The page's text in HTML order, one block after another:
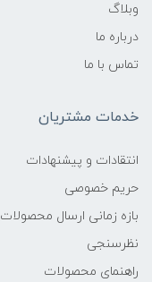
وبلاگ
درباره ما
تماس با ما
خدمات مشتریان
انتقادات و پیشنهادات
حریم خصوصی
بازه زمانی ارسال محصولات
نظرسنجی
راهنمای محصولات